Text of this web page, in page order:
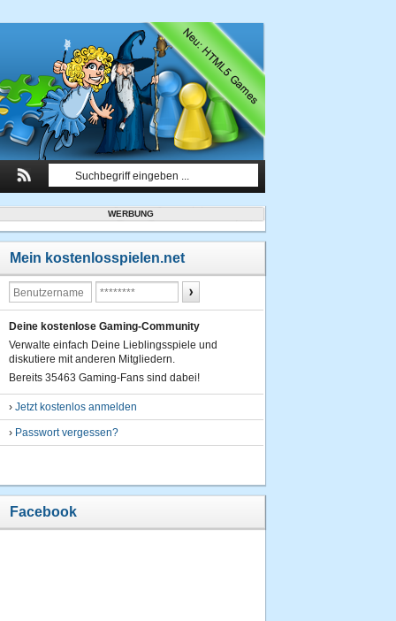
WERBUNG
Mein kostenlosspielen.net
Deine kostenlose Gaming-Community
Verwalte einfach Deine Lieblingsspiele und
diskutiere mit anderen Mitgliedern.
Bereits 35463 Gaming-Fans sind dabei!
› Jetzt kostenlos anmelden
› Passwort vergessen?
Facebook